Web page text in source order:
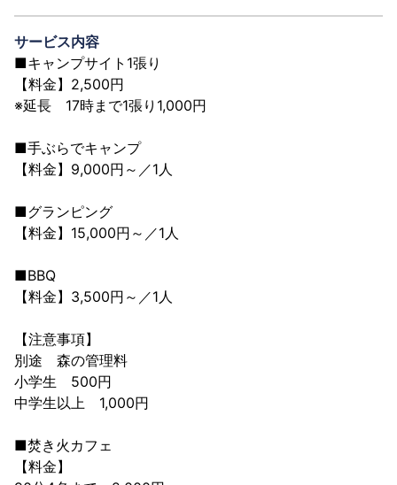
サービス内容
■キャンプサイト1張り
【料金】2,500円
※延長 17時まで1張り1,000円
■手ぶらでキャンプ
【料金】9,000円～／1人
■グランピング
【料金】15,000円～／1人
■BBQ
【料金】3,500円～／1人
【注意事項】
別途 森の管理料
小学生 500円
中学生以上 1,000円
■焚き火カフェ
【料金】